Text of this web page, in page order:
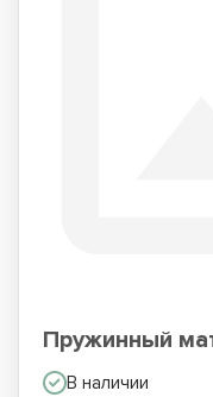
Пружинный
В наличии